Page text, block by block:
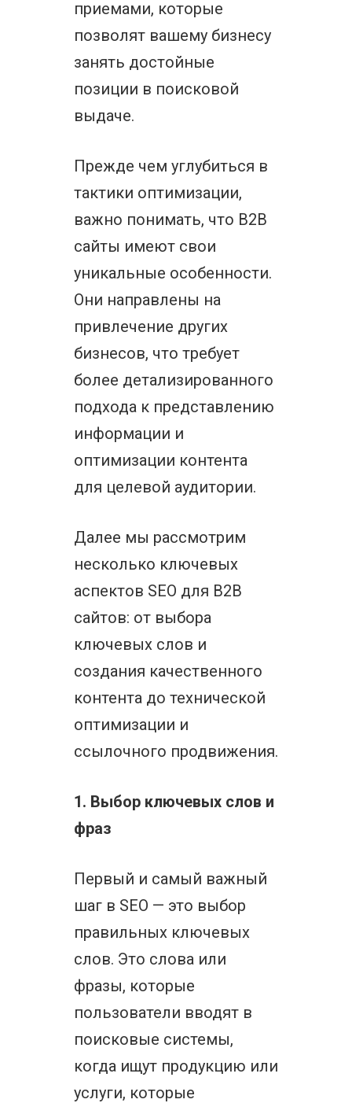
приемами, которые
позволят вашему бизнесу
занять достойные
позиции в поисковой
выдаче.
Прежде чем углубиться в
тактики оптимизации,
важно понимать, что B2B
сайты имеют свои
уникальные особенности.
Они направлены на
привлечение других
бизнесов, что требует
более детализированного
подхода к представлению
информации и
оптимизации контента
для целевой аудитории.
Далее мы рассмотрим
несколько ключевых
аспектов SEO для B2B
сайтов: от выбора
ключевых слов и
создания качественного
контента до технической
оптимизации и
ссылочного продвижения.
1. Выбор ключевых слов и
фраз
Первый и самый важный
шаг в SEO — это выбор
правильных ключевых
слов. Это слова или
фразы, которые
пользователи вводят в
поисковые системы,
когда ищут продукцию или
услуги, которые